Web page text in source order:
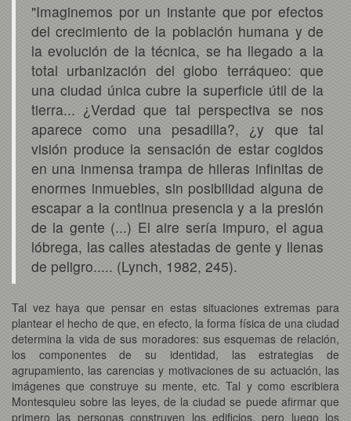
"Imaginemos por un instante que por efectos
del crecimiento de la población humana y de
la evolución de la técnica, se ha llegado a la
total urbanización del globo terráqueo: que
una ciudad única cubre la superficie útil de la
tierra... ¿Verdad que tal perspectiva se nos
aparece como una pesadilla?, ¿y que tal
visión produce la sensación de estar cogidos
en una inmensa trampa de hileras infinitas de
enormes inmuebles, sin posibilidad alguna de
escapar a la continua presencia y a la presión
de la gente (...) El aire sería impuro, el agua
lóbrega, las calles atestadas de gente y llenas
de peligro..... (Lynch, 1982, 245).
Tal vez haya que pensar en estas situaciones extremas para
plantear el hecho de que, en efecto, la forma física de una ciudad
determina la vida de sus moradores: sus esquemas de relación,
los componentes de su identidad, las estrategias de
agrupamiento, las carencias y motivaciones de su actuación, las
imágenes que construye su mente, etc. Tal y como escribiera
Montesquieu sobre las leyes, de la ciudad se puede afirmar que
primero las personas construyen los edificios, pero luego los